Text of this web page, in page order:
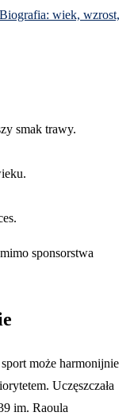
wiek, wzrost,
smak trawy.
sponsorstwa
może harmonijnie
Uczęszczała
im. Raoula